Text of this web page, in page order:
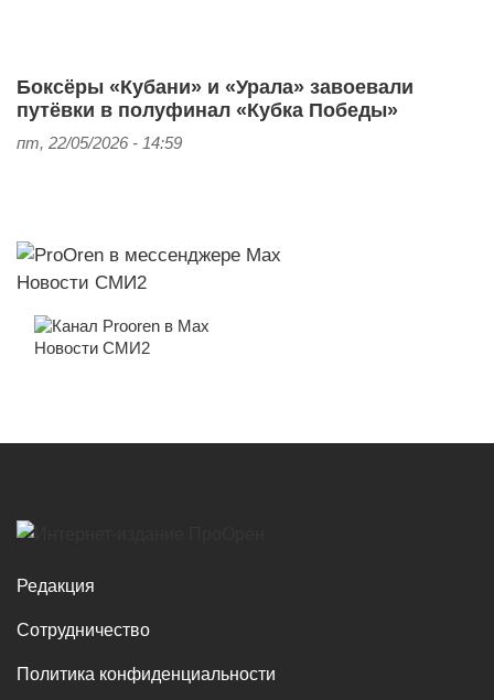
Боксёры «Кубани» и «Урала» завоевали
путёвки в полуфинал «Кубка Победы»
пт, 22/05/2026 - 14:59
Новости СМИ2
Новости СМИ2
Редакция
Сотрудничество
Политика конфиденциальности